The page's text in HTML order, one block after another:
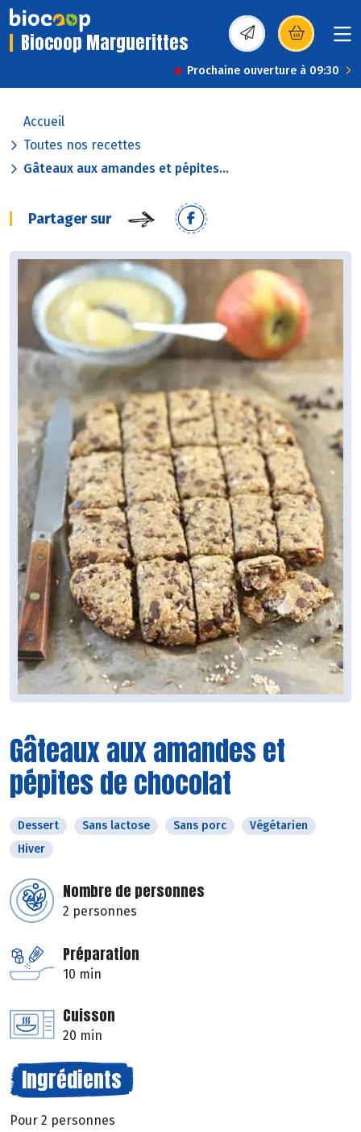
Biocoop Marguerittes (s’ouvre dans une
Prochaine ouverture à 09:30
Accueil
Toutes nos recettes
Gâteaux aux amandes et pépites...
Partager sur
Gâteaux aux amandes et
pépites de chocolat
Dessert Sans lactose Sans porc
Végétarien
Hiver
Nombre de personnes
2 personnes
Préparation
10 min
Cuisson
20 min
Ingrédients
Pour 2 personnes